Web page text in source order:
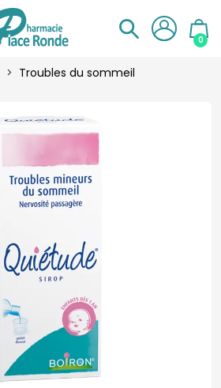
0
Troubles du sommeil